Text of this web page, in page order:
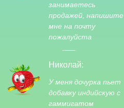
занимаетесь
продажей, напишите
мне на почту
пожалуйста
Николай:
У меня дочурка пьет
добавку индийскую с
гаммигатом